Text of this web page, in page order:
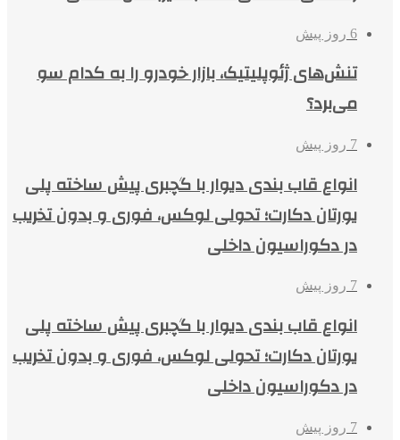
6 روز پیش
تنش‌های ژئوپلیتیک، بازار خودرو را به کدام سو
می‌برد؟
7 روز پیش
انواع قاب بندی دیوار با گچبری پیش ساخته پلی
یورتان دکارت؛ تحولی لوکس، فوری و بدون تخریب
در دکوراسیون داخلی
7 روز پیش
انواع قاب بندی دیوار با گچبری پیش ساخته پلی
یورتان دکارت؛ تحولی لوکس، فوری و بدون تخریب
در دکوراسیون داخلی
7 روز پیش